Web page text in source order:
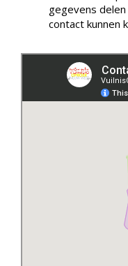
gegevens
contact kunnen